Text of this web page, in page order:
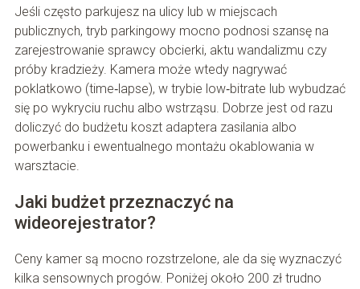
Jeśli często parkujesz na ulicy lub w miejscach
publicznych, tryb parkingowy mocno podnosi szansę na
zarejestrowanie sprawcy obcierki, aktu wandalizmu czy
próby kradzieży. Kamera może wtedy nagrywać
poklatkowo (time‑lapse), w trybie low‑bitrate lub wybudzać
się po wykryciu ruchu albo wstrząsu. Dobrze jest od razu
doliczyć do budżetu koszt adaptera zasilania albo
powerbanku i ewentualnego montażu okablowania w
warsztacie.
Jaki budżet przeznaczyć na
wideorejestrator?
Ceny kamer są mocno rozstrzelone, ale da się wyznaczyć
kilka sensownych progów. Poniżej około 200 zł trudno